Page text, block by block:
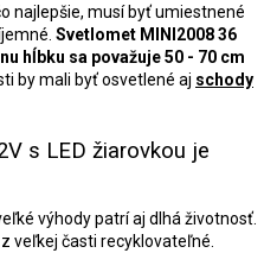
najlepšie, musí byť umiestnené
Svetlomet MINI2008 36
hĺbku sa považuje 50 - 70 cm
by mali byť osvetlené aj schody
s LED žiarovkou je
výhody patrí aj dlhá životnosť.
veľkej časti recyklovateľné.